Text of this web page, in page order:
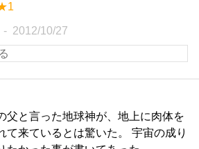
2012/10/27
父と言った地球神が、地上に肉体を
て来ているとは驚いた。 宇宙の成り